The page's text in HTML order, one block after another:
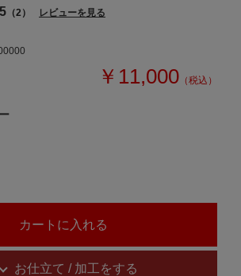
（2） レビューを見る
￥11,000 （税込）
お仕立て / 加工をする